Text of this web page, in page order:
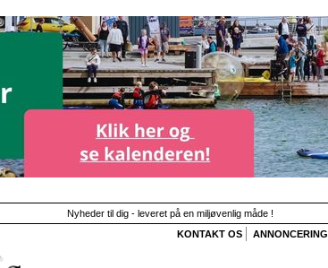
Nyheder til dig - leveret på en miljøvenlig måde !
KONTAKT OS
ANNONCERING